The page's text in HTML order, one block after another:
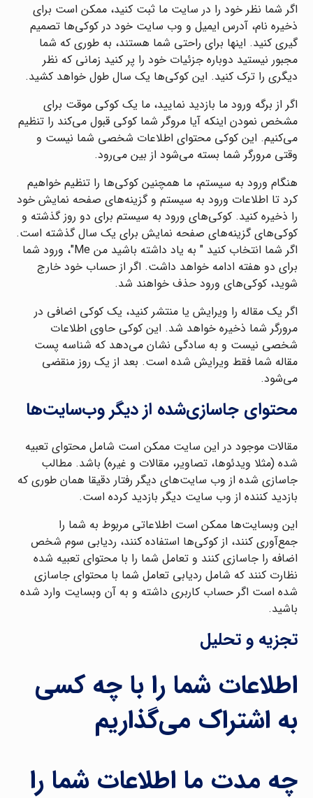
اگر شما نظر خود را در سایت ما ثبت کنید، ممکن است برای
ذخیره نام، آدرس ایمیل و وب سایت خود در کوکی‌ها تصمیم
گیری کنید. اینها برای راحتی شما هستند، به طوری که شما
مجبور نیستید دوباره جزئیات خود را پر کنید زمانی که نظر
دیگری را ترک کنید. این کوکی‌ها یک سال طول خواهد کشید.
اگر از برگه ورود ما بازدید نمایید، ما یک کوکی موقت برای
مشخص نمودن اینکه آیا مروگر شما کوکی قبول می‌کند را تنظیم
می‌کنیم. این کوکی محتوای اطلاعات شخصی شما نیست و
وقتی مرورگر شما بسته می‌شود از بین می‌رود.
هنگام ورود به سیستم، ما همچنین کوکی‌ها را تنظیم خواهیم
کرد تا اطلاعات ورود به سیستم و گزینه‌های صفحه نمایش خود
را ذخیره کنید. کوکی‌های ورود به سیستم برای دو روز گذشته و
کوکی‌های گزینه‌های صفحه نمایش برای یک سال گذشته است.
اگر شما انتخاب کنید " به یاد داشته باشید من Me"، ورود شما
برای دو هفته ادامه خواهد داشت. اگر از حساب خود خارج
شوید، کوکی‌های ورود حذف خواهند شد.
اگر یک مقاله را ویرایش یا منتشر کنید، یک کوکی اضافی در
مرورگر شما ذخیره خواهد شد. این کوکی حاوی اطلاعات
شخصی نیست و به سادگی نشان می‌دهد که شناسه پست
مقاله شما فقط ویرایش شده است. بعد از یک روز منقضی
می‌شود.
محتوای جاسازی‌شده از دیگر وب‌سایت‌ها
مقالات موجود در این سایت ممکن است شامل محتوای تعبیه
شده (مثلا ویدئوها، تصاویر، مقالات و غیره) باشد. مطالب
جاسازی شده از وب سایت‌های دیگر رفتار دقیقا همان طوری که
بازدید کننده از وب سایت دیگر بازدید کرده است.
این وبسایت‌ها ممکن است اطلاعاتی مربوط به شما را
جمع‌آوری کنند، از کوکی‌ها استفاده کنند، ردیابی سوم شخص
اضافه را جاسازی کنند و تعامل شما را با محتوای تعبیه شده
نظارت کنند که شامل ردیابی تعامل شما با محتوای جاسازی
شده است اگر حساب کاربری داشته و به آن وبسایت وارد شده
باشید.
تجزیه و تحلیل
اطلاعات شما را با چه کسی
به اشتراک می‌گذاریم
چه مدت ما اطلاعات شما را